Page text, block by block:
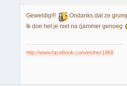
Geweldig!!!
Ondanks dat ze
Ik doe het je niet na (jammer genoeg
http://www.facebook.com/esther1968